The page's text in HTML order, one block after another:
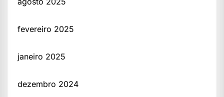
fevereiro 2025
janeiro 2025
dezembro 2024